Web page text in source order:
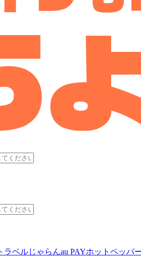
ラベルじゃらんau PAYホットペッパ